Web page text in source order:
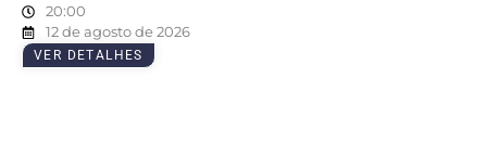
20:00
12 de agosto de 2026
VER DETALHES